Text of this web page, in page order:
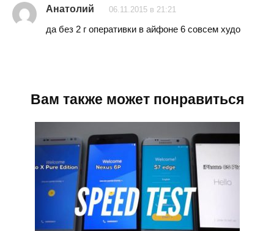
Анатолий 06.11.2015 в 21:21
да без 2 г оперативки в айфоне 6 совсем худо
Вам также может понравиться